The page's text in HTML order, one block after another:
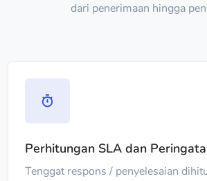
dari penerimaan hingga
Perhitungan SLA dan
Tenggat respons / penyelesaian